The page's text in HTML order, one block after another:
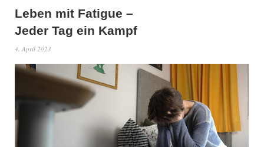
Leben mit Fatigue –
Jeder Tag ein Kampf
4. April 2023